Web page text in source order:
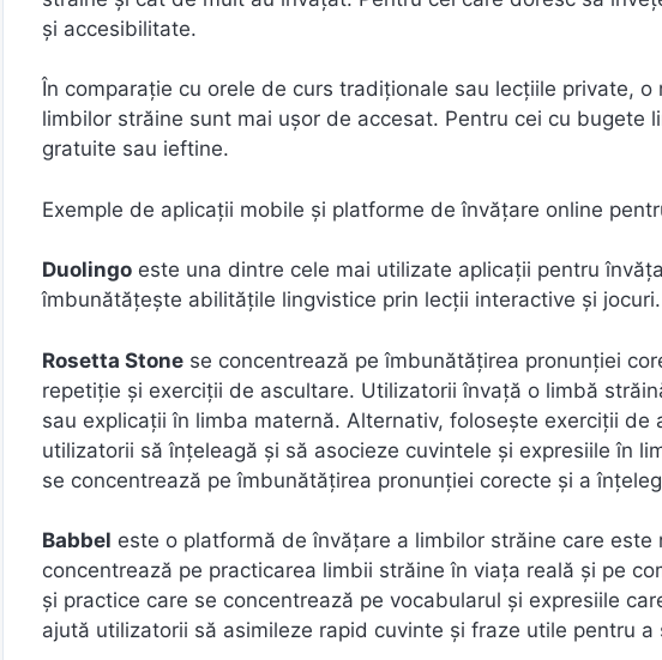
și accesibilitate.
În comparație cu orele de curs tradiționale sau lecțiile private,
limbilor străine sunt mai ușor de accesat. Pentru cei cu bugete
gratuite sau ieftine.
Exemple de aplicații mobile și platforme de învățare online
Duolingo este una dintre cele mai utilizate aplicații pentru
îmbunătățește abilitățile lingvistice prin lecții interactive și jocuri.
Rosetta Stone se concentrează pe îmbunătățirea pronunției
repetiție și exerciții de ascultare. Utilizatorii învață o limbă
sau explicații în limba maternă. Alternativ, folosește exerciții
utilizatorii să înțeleagă și să asocieze cuvintele și expresiile în
se concentrează pe îmbunătățirea pronunției corecte și a
Babbel este o platformă de învățare a limbilor străine care
concentrează pe practicarea limbii străine în viața reală și pe
și practice care se concentrează pe vocabularul și expresiile
ajută utilizatorii să asimileze rapid cuvinte și fraze utile pentru